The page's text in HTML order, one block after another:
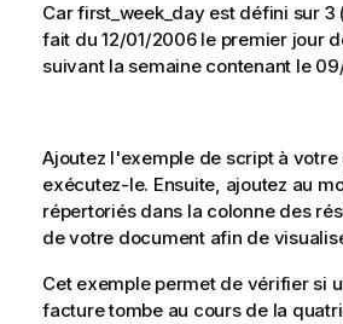
Carfirst_week_dayest défini sur 3
fait du 12/01/2006le premier jour
suivant la semaine contenant le
Ajoutez l'exemple de script à
exécutez-le. Ensuite, ajoutez au
répertoriés dans la colonne des
de votre document afin de
Cet exemple permet de vérifier si
facture tombe au cours de la